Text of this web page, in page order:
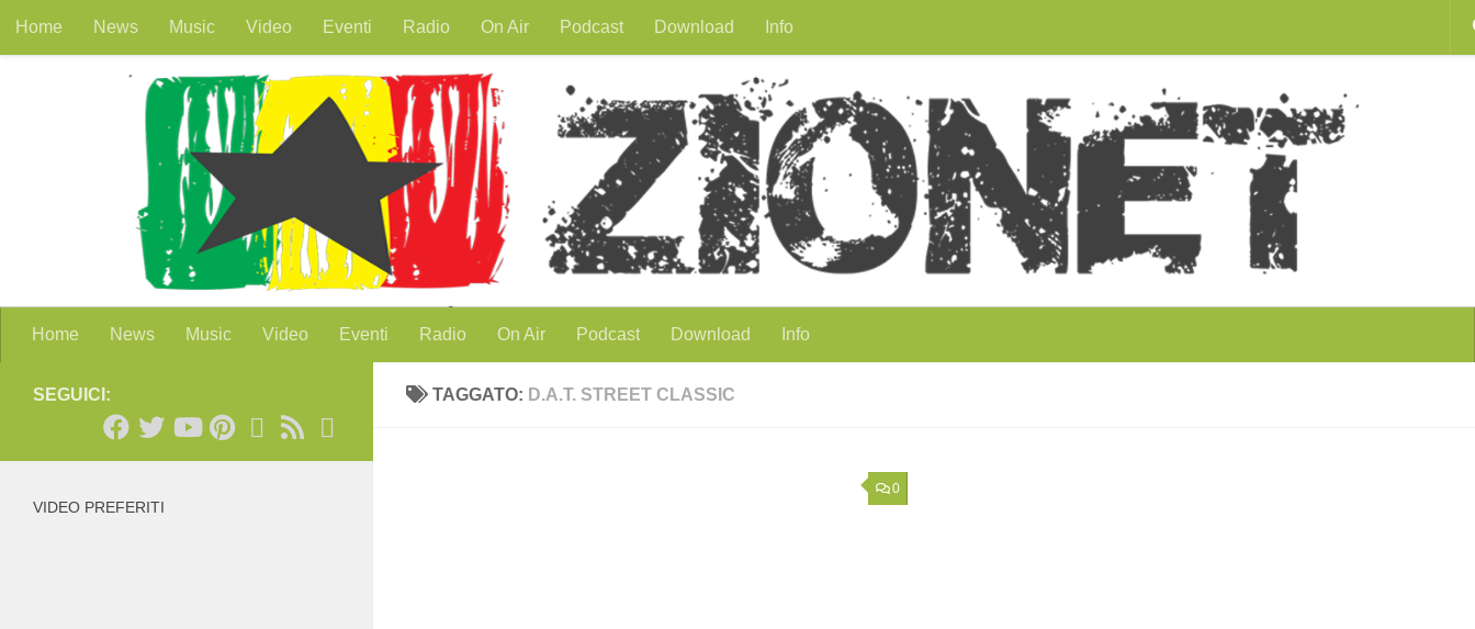
Salta al contenuto
Home News Music Video Eventi Radio On Air Podcast Download Info
Home News Music Video Eventi Radio On Air Podcast Download Info
TAGGATO: D.A.T. STREET CLASSIC
0
SEGUICI:
VIDEO PREFERITI